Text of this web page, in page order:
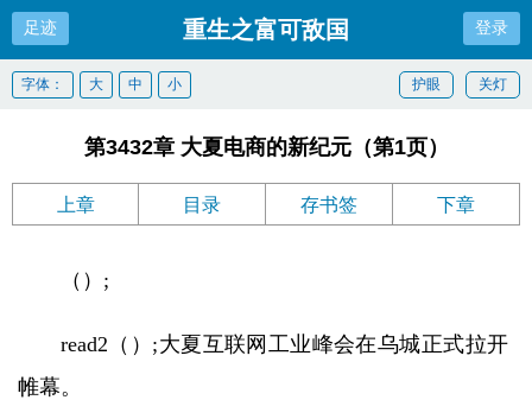
足迹 重生之富可敌国 登录
关灯
护眼
字体： 大 中 小
第3432章 大夏电商的新纪元（第1页）
上章 目录 存书签 下章
（）;
read2（）;大夏互联网工业峰会在乌城正式拉开
帷幕。